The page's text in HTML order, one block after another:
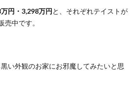
円・3,298万円と、それぞれテイストが
中です。
い外観のお家にお邪魔してみたいと思